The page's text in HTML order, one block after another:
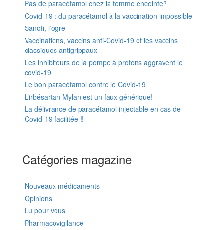
Pas de paracétamol chez la femme enceinte?
Covid-19 : du paracétamol à la vaccination impossible
Sanofi, l’ogre
Vaccinations, vaccins anti-Covid-19 et les vaccins
classiques antigrippaux
Les inhibiteurs de la pompe à protons aggravent le
covid-19
Le bon paracétamol contre le Covid-19
L’irbésartan Mylan est un faux générique!
La délivrance de paracétamol injectable en cas de
Covid-19 facilitée !!
Catégories magazine
Nouveaux médicaments
Opinions
Lu pour vous
Pharmacovigilance